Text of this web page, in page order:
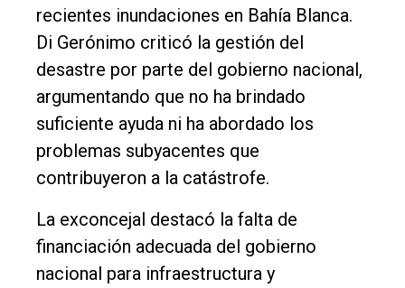
recientes inundaciones en Bahía Blanca.
Di Gerónimo criticó la gestión del
desastre por parte del gobierno nacional,
argumentando que no ha brindado
suficiente ayuda ni ha abordado los
problemas subyacentes que
contribuyeron a la catástrofe.
La exconcejal destacó la falta de
financiación adecuada del gobierno
nacional para infraestructura y